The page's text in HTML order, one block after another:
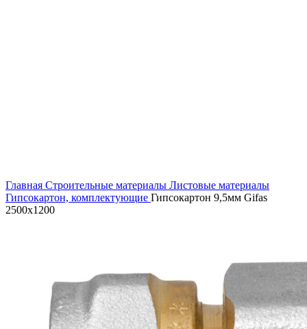
Главная Строительные материалы Листовые материалы
Гипсокартон, комплектующие Гипсокартон 9,5мм Gifas
2500х1200